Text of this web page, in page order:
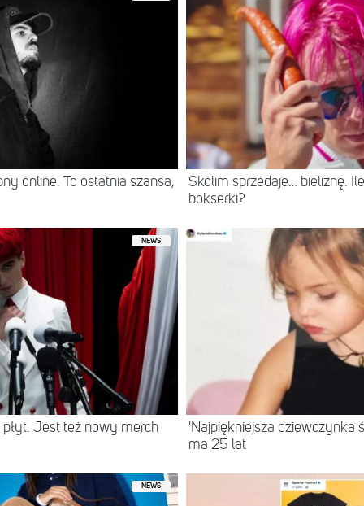
online. To ostatnia szansa,
Skolim sprzedaje… bieliznę.
bokserki?
NEWS
płyt. Jest też nowy merch
'Najpiękniejsza dziewczynka
ma 25 lat
NEWS